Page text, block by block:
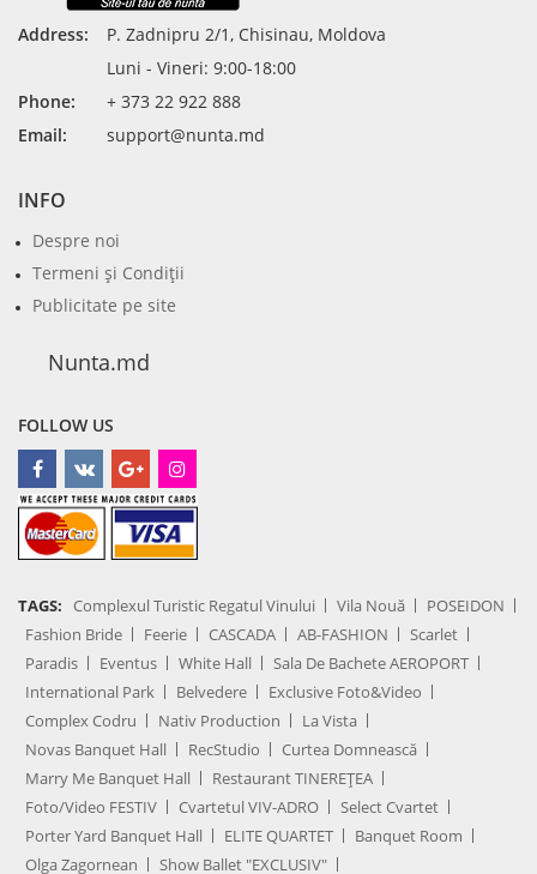
Address:
P. Zadnipru 2/1, Chisinau, Moldova
Luni - Vineri: 9:00-18:00
Phone:
+ 373 22 922 888
Email:
support@nunta.md
INFO
Despre noi
Termeni şi Condiţii
Publicitate pe site
Nunta.md
FOLLOW US
TAGS: Complexul Turistic Regatul Vinului Vila Nouă
POSEIDON
Fashion Bride
Feerie CASCADA AB-FASHION
Scarlet
Paradis
Eventus White Hall
Sala De Bachete AEROPORT
International Park
Belvedere
Exclusive Foto&Video
Complex Codru
Nativ Production
La Vista
Novas Banquet Hall
RecStudio
Curtea Domnească
Marry Me Banquet Hall
Restaurant TINEREȚEA
Foto/Video FESTIV
Cvartetul VIV-ADRO
Select Cvartet
Porter Yard Banquet Hall
ELITE QUARTET
Banquet Room
Olga Zagornean
Show Ballet "EXCLUSIV"